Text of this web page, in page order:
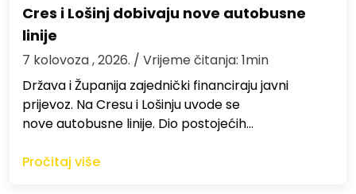
Cres i Lošinj dobivaju nove autobusne
linije
7 kolovoza , 2026. / Vrijeme čitanja: 1min
Država i Županija zajednički financiraju javni
prijevoz. Na Cresu i Lošinju uvode se
nove autobusne linije. Dio postojećih…
Pročitaj više